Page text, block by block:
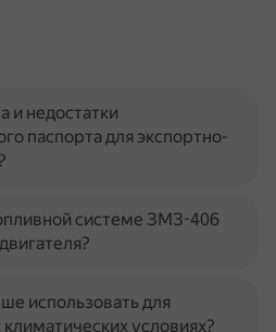
и недостатки
паспорта для экспортно-
системе ЗМЗ-406
использовать для
условиях?